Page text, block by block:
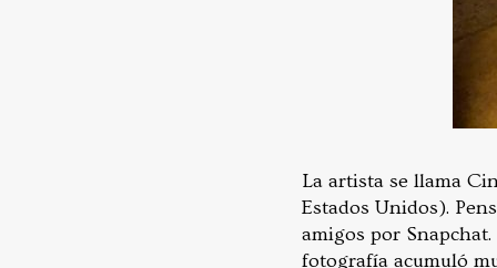
La artista se llama
Estados Unidos).
amigos por
fotografía acumuló